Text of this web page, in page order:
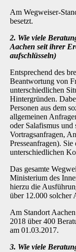
Am Wegweiser-
besetzt.
2. Wie viele
Aachen seit ihrer
aufschlüsseln)
Entsprechend des
Beantwortung von
unterschiedlichen
Hintergründen.
Personen aus dem
allgemeinen
oder Salafismus und
Vortragsanfragen,
Presseanfragen).
unterschiedlichen
Das gesamte
Ministerium des
hierzu die
über 12.000 solcher
Am Standort
2018 über 400
am 01.03.2017.
3. Wie viele